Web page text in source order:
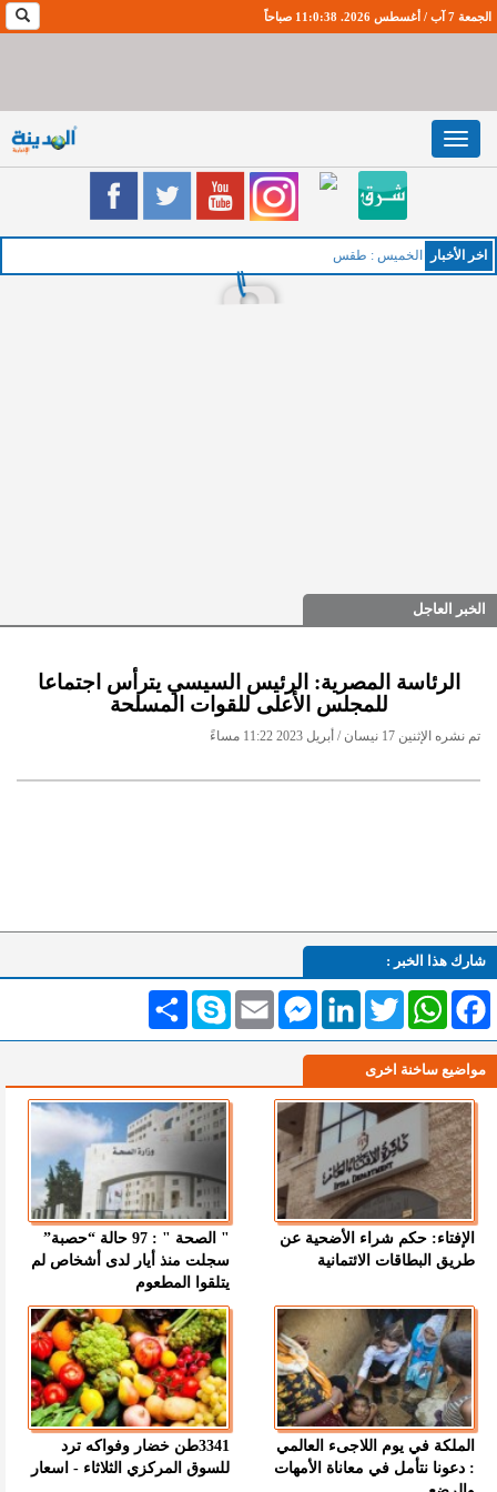
الجمعة 7 آب / أغسطس 2026. 11:0:38 صباحاً
Toggle
navigation
اخر اﻷخبار الخميس : طقس صيفي
الخبر العاجل
الرئاسة المصرية: الرئيس السيسي يترأس اجتماعا
للمجلس الأعلى للقوات المسلحة
تم نشره الإثنين 17 نيسان / أبريل 2023 11:22 مساءً
شارك هذا الخبر :
انشر Skype Email
MessengerLinkedInTwitterWhatsAppFacebook
مواضيع ساخنة اخرى
الإفتاء: حكم شراء الأضحية عن
طريق البطاقات الائتمانية
" الصحة " : 97 حالة “حصبة”
سجلت منذ أيار لدى أشخاص لم
يتلقوا المطعوم
الملكة في يوم اللاجىء العالمي
: دعونا نتأمل في معاناة الأمهات
3341طن خضار وفواكه ترد
للسوق المركزي الثلاثاء - اسعار